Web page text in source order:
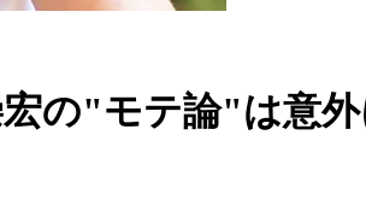
の"モテ論"は意